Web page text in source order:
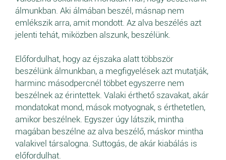
álmunkban. Aki álmában beszél, másnap nem
emlékszik arra, amit mondott. Az alva beszélés azt
jelenti tehát, miközben alszunk, beszélünk.
Előfordulhat, hogy az éjszaka alatt többször
beszélünk álmunkban, a megfigyelések azt mutatják,
harminc másodpercnél többet egyszerre nem
beszélnek az érintettek. Valaki érthető szavakat, akár
mondatokat mond, mások motyognak, s érthetetlen,
amikor beszélnek. Egyszer úgy látszik, mintha
magában beszélne az alva beszélő, máskor mintha
valakivel társalogna. Suttogás, de akár kiabálás is
előfordulhat.